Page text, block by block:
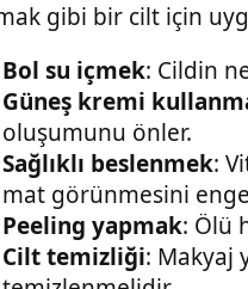
gibi bir cilt için
Bol su içmek: Cildin
Güneş kremi
oluşumunu önler.
Sağlıklı beslenmek:
mat görünmesini
Peeling yapmak: Ölü
Cilt temizliği: Makyaj